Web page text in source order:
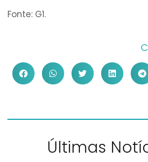
Fonte: G1.
Últimas